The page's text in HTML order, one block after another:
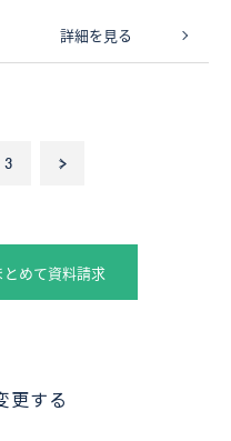
詳細を見る
3 >
めて資料請求
更する